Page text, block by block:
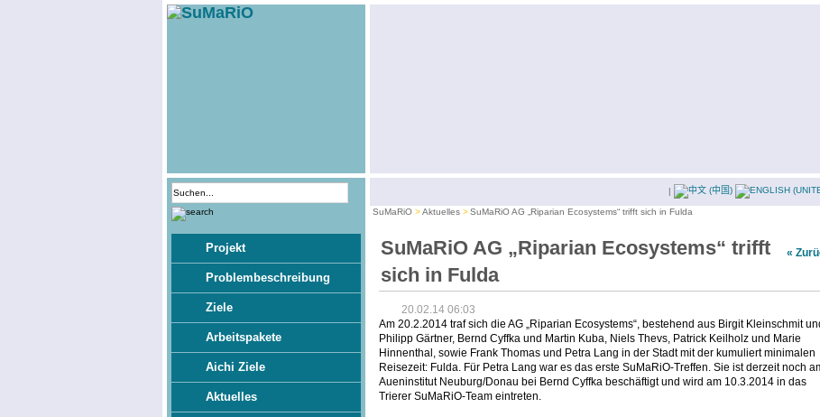
Projekt
Problembeschreibung
Ziele
Arbeitspakete
Aichi Ziele
Aktuelles
|
SuMaRiO Aktuelles SuMaRiO AG „Riparian Ecosystems“ trifft sich in Fulda
«
SuMaRiO AG „Riparian Ecosystems“ trifft
sich in Fulda
20.02.14 06:03
Am 20.2.2014 traf sich die AG „Riparian Ecosystems“, bestehend aus Birgit Kleinschmit
Philipp Gärtner, Bernd Cyffka und Martin Kuba, Niels Thevs, Patrick Keilholz und Marie
Hinnenthal, sowie Frank Thomas und Petra Lang in der Stadt mit der kumuliert minimalen
Reisezeit: Fulda. Für Petra Lang war es das erste SuMaRiO-Treffen. Sie ist derzeit noch
Aueninstitut Neuburg/Donau bei Bernd Cyffka beschäftigt und wird am 10.3.2014 in das
Trierer SuMaRiO-Team eintreten.